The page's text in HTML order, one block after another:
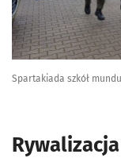
Spartakiada szkół